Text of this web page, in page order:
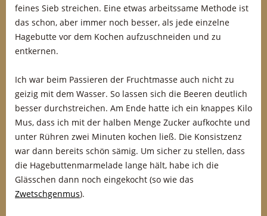
feines Sieb streichen. Eine etwas arbeitssame Methode ist
das schon, aber immer noch besser, als jede einzelne
Hagebutte vor dem Kochen aufzuschneiden und zu
entkernen.
Ich war beim Passieren der Fruchtmasse auch nicht zu
geizig mit dem Wasser. So lassen sich die Beeren deutlich
besser durchstreichen. Am Ende hatte ich ein knappes Kilo
Mus, dass ich mit der halben Menge Zucker aufkochte und
unter Rühren zwei Minuten kochen ließ. Die Konsistzenz
war dann bereits schön sämig. Um sicher zu stellen, dass
die Hagebuttenmarmelade lange hält, habe ich die
Glässchen dann noch eingekocht (so wie das
Zwetschgenmus).